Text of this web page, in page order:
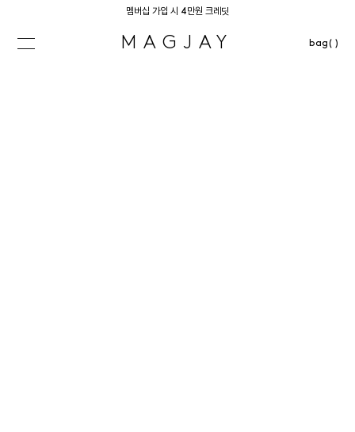
멤버십 가입 시 4만원 크레딧
MAGJAY bag( )